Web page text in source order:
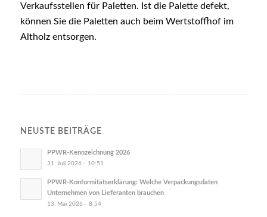
Verkaufsstellen für Paletten. Ist die Palette defekt,
können Sie die Paletten auch beim Wertstoffhof im
Altholz entsorgen.
NEUSTE BEITRÄGE
PPWR-Kennzeichnung 2026
31. Juli 2026 - 10:51
PPWR-Konformitätserklärung: Welche Verpackungsdaten
Unternehmen von Lieferanten brauchen
13. Mai 2026 - 8:54